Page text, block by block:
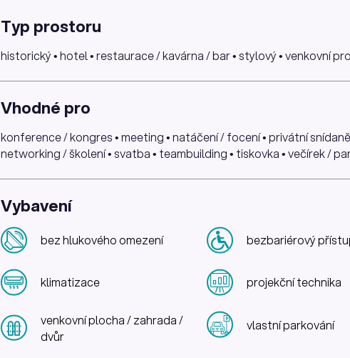
Typ prostoru
historický • hotel • restaurace / kavárna / bar • stylový • venkovní
Vhodné pro
konference / kongres • meeting • natáčení / focení • privátní
networking / školení • svatba • teambuilding • tiskovka • večírek /
Vybavení
bez hlukového omezení bezbariérový
klimatizace projekční technika
venkovní plocha / zahrada /
dvůr
vlastní parkování